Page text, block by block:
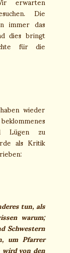
Die
immer das
dies bringt
für die
wieder
Lügen zu
als Kritik
tun, als
warum;
Schwestern
um Pfarrer